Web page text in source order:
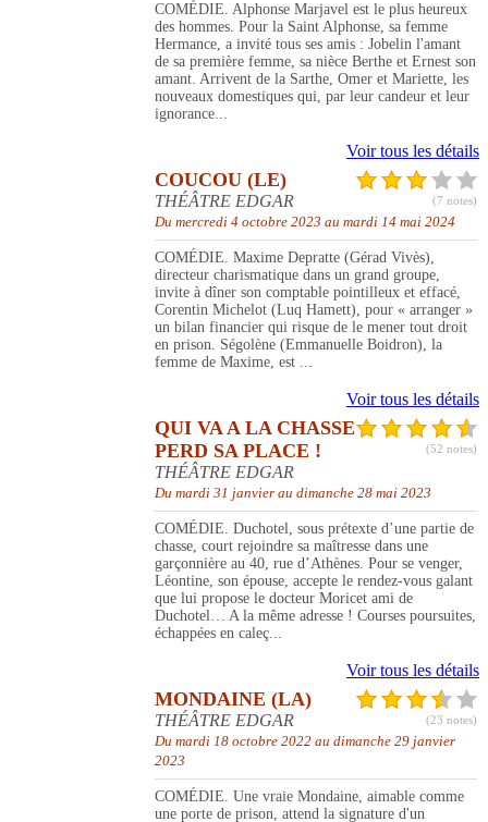
COMÉDIE. Alphonse Marjavel est le plus heureux
des hommes. Pour la Saint Alphonse, sa femme
Hermance, a invité tous ses amis : Jobelin l'amant
de sa première femme, sa nièce Berthe et Ernest son
amant. Arrivent de la Sarthe, Omer et Mariette, les
nouveaux domestiques qui, par leur candeur et leur
ignorance...
Voir tous les détails
(7 notes)
COUCOU (LE)
THÉÂTRE EDGAR
Du mercredi 4 octobre 2023 au mardi 14 mai 2024
COMÉDIE. Maxime Depratte (Gérad Vivès),
directeur charismatique dans un grand groupe,
invite à dîner son comptable pointilleux et effacé,
Corentin Michelot (Luq Hamett), pour « arranger »
un bilan financier qui risque de le mener tout droit
en prison. Ségolène (Emmanuelle Boidron), la
femme de Maxime, est ...
Voir tous les détails
(52 notes)
QUI VA A LA CHASSE
PERD SA PLACE !
THÉÂTRE EDGAR
Du mardi 31 janvier au dimanche 28 mai 2023
COMÉDIE. Duchotel, sous prétexte d’une partie de
chasse, court rejoindre sa maîtresse dans une
garçonnière au 40, rue d’Athènes. Pour se venger,
Léontine, son épouse, accepte le rendez-vous galant
que lui propose le docteur Moricet ami de
Duchotel… A la même adresse ! Courses poursuites,
échappées en caleç...
Voir tous les détails
(23 notes)
MONDAINE (LA)
THÉÂTRE EDGAR
Du mardi 18 octobre 2022 au dimanche 29 janvier
2023
COMÉDIE. Une vraie Mondaine, aimable comme
une porte de prison, attend la signature d'un